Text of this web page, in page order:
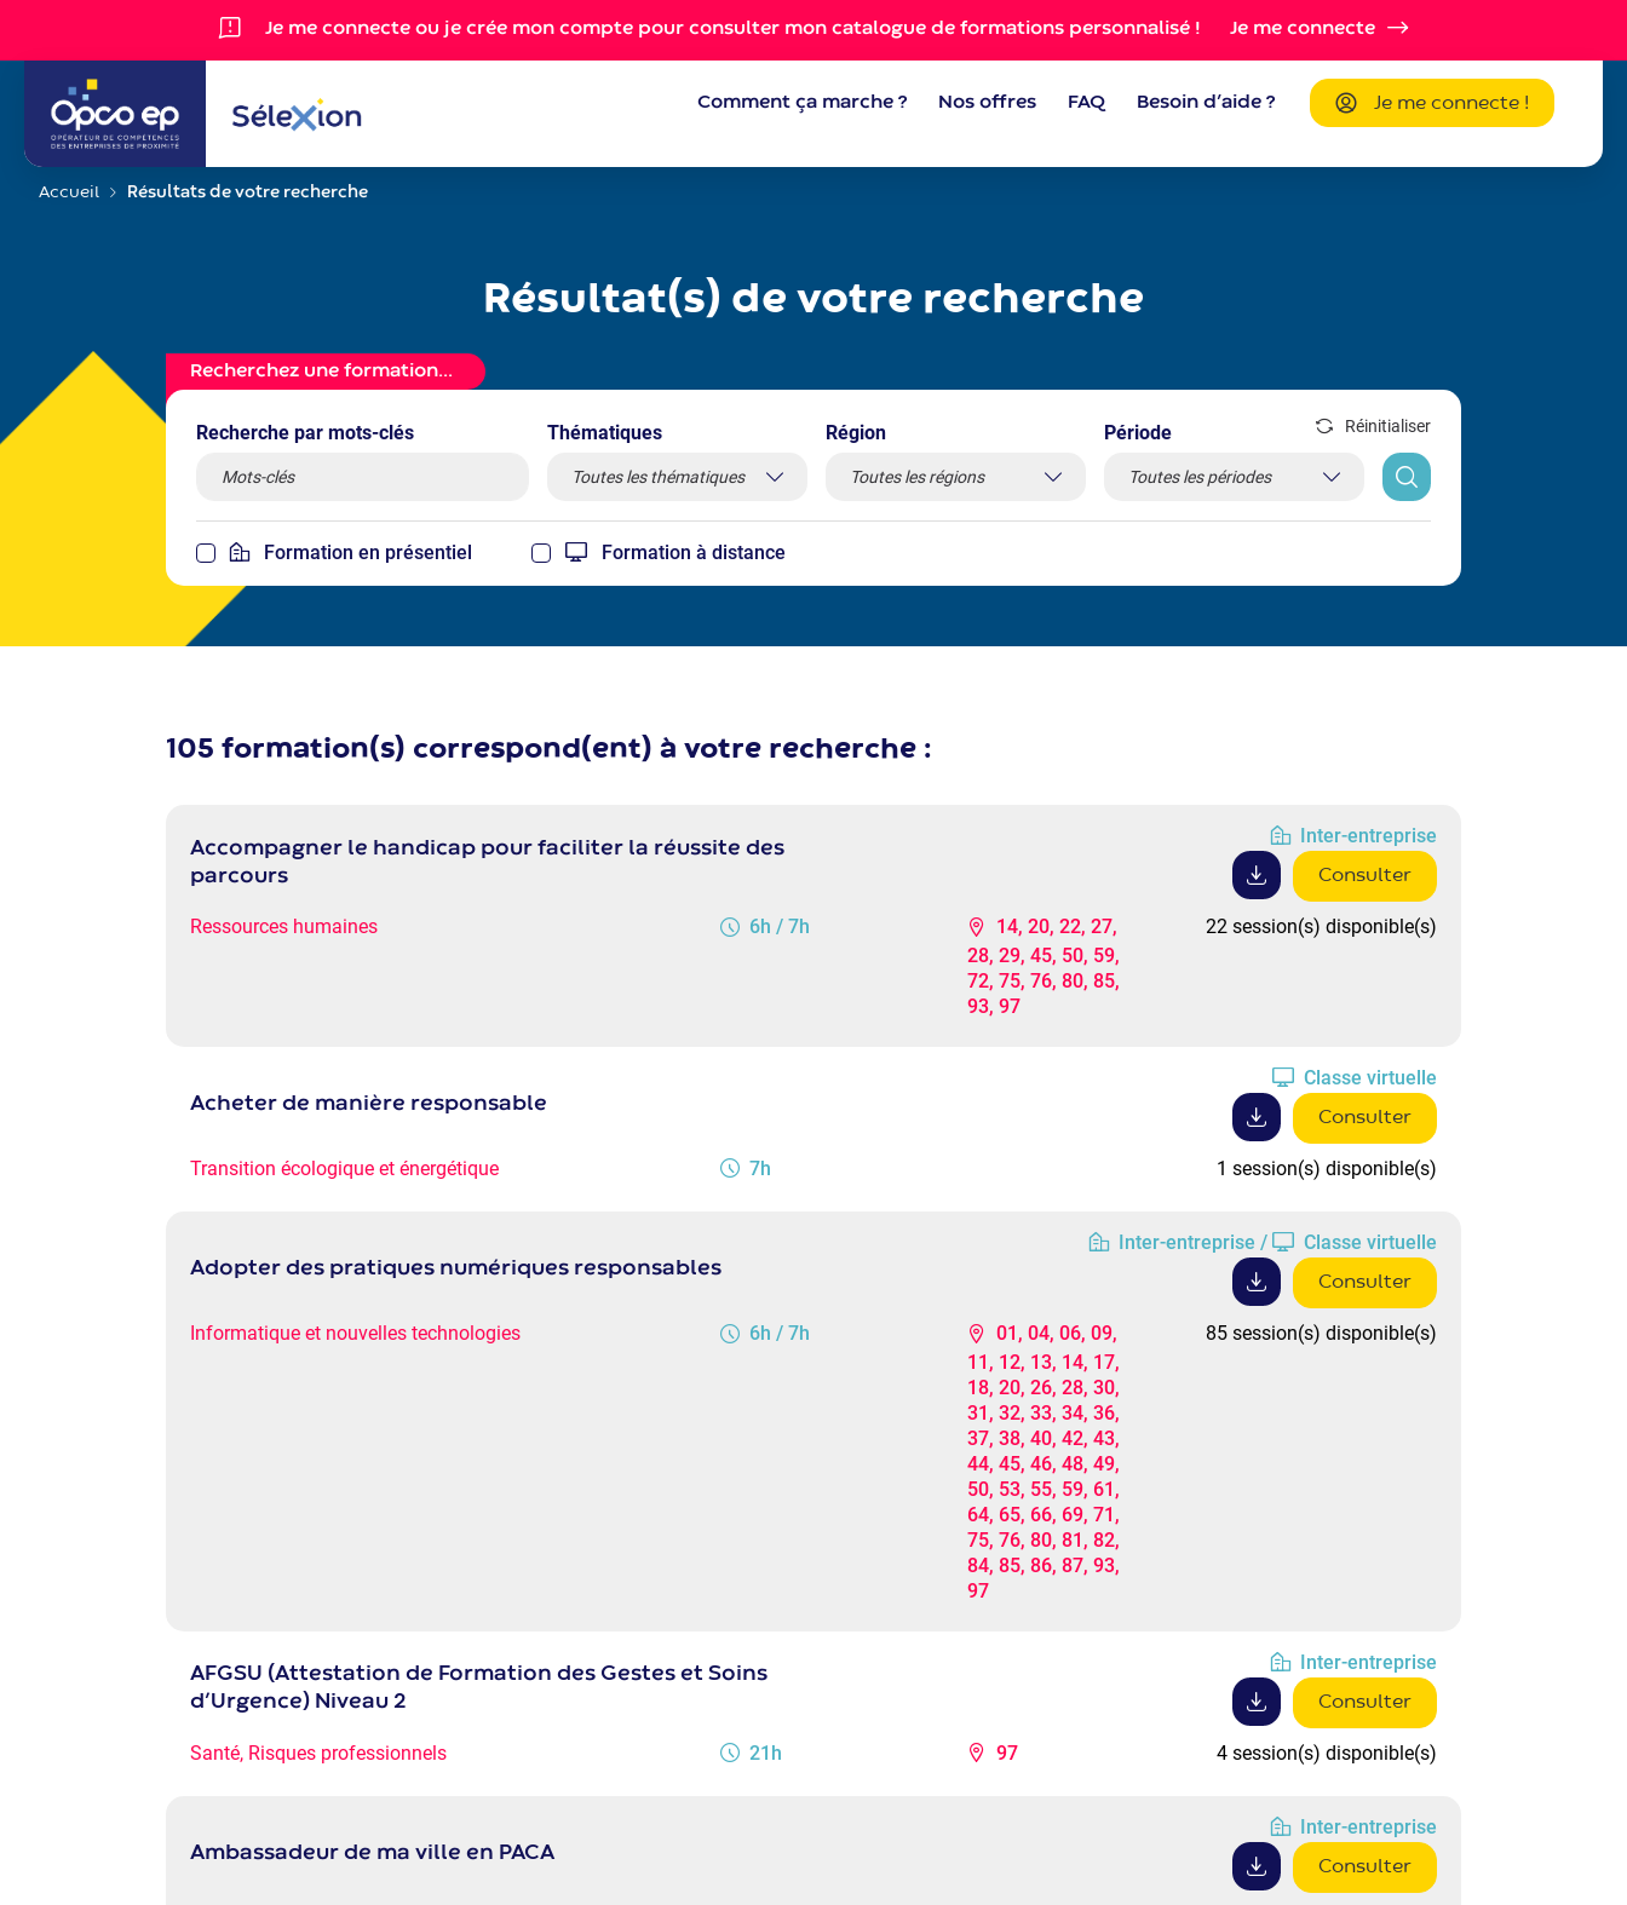
Je me connecte ou je crée mon compte pour consulter mon catalogue de formations personnalisé ! Je me connecte
Comment ça marche ? Nos offres FAQ Besoin d’aide ? Je me connecte !
Accueil Résultats de votre recherche
Résultat(s) de votre recherche
Recherchez une formation...
Recherche par mots-clés Thématiques Région Période
Formation en présentiel Formation à distance
Réinitialiser
105 formation(s) correspond(ent) à votre recherche :
Accompagner le handicap pour faciliter la réussite des
parcours
Inter-entreprise
Consulter
Ressources humaines 6h / 7h
14, 20, 22, 27,
28, 29, 45, 50, 59,
72, 75, 76, 80, 85,
93, 97
22 session(s) disponible(s)
Acheter de manière responsable
Classe virtuelle
Consulter
Transition écologique et énergétique 7h 1 session(s) disponible(s)
Adopter des pratiques numériques responsables
Inter-entreprise / Classe virtuelle
Consulter
Informatique et nouvelles technologies 6h / 7h
01, 04, 06, 09,
11, 12, 13, 14, 17,
18, 20, 26, 28, 30,
31, 32, 33, 34, 36,
37, 38, 40, 42, 43,
44, 45, 46, 48, 49,
50, 53, 55, 59, 61,
64, 65, 66, 69, 71,
75, 76, 80, 81, 82,
84, 85, 86, 87, 93,
97
85 session(s) disponible(s)
AFGSU (Attestation de Formation des Gestes et Soins
d’Urgence) Niveau 2
Inter-entreprise
Consulter
Santé, Risques professionnels 21h 97 4 session(s) disponible(s)
Ambassadeur de ma ville en PACA
Inter-entreprise
Consulter